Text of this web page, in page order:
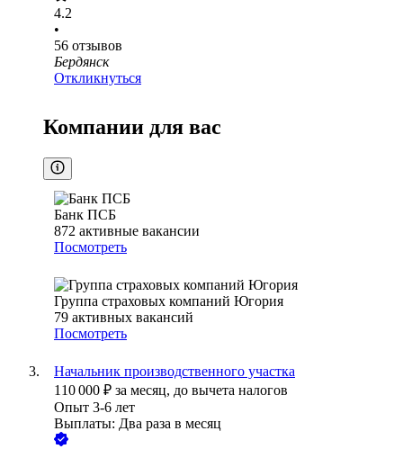
4.2
•
56 отзывов
Бердянск
Откликнуться
Компании для вас
Банк ПСБ
872 активные вакансии
Посмотреть
Группа страховых компаний Югория
79 активных вакансий
Посмотреть
Начальник производственного участка
110 000 ₽ за месяц, до вычета налогов
Опыт 3-6 лет
Выплаты: Два раза в месяц